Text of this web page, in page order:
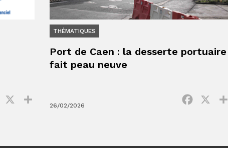
Facebook
THÉMATIQUES
Port de Caen : la desserte portuaire
fait peau neuve
26/02/2026
Facebook